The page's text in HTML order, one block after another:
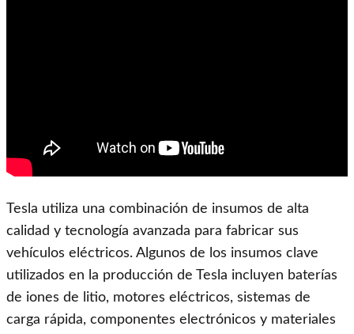
Tesla utiliza una combinación de insumos de alta
calidad y tecnología avanzada para fabricar sus
vehículos eléctricos. Algunos de los insumos clave
utilizados en la producción de Tesla incluyen baterías
de iones de litio, motores eléctricos, sistemas de
carga rápida, componentes electrónicos y materiales